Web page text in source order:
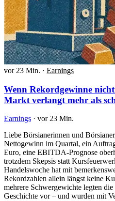
vor 23 Min. · Earnings
Wenn Rekordgewinne
Markt verlangt mehr als
Earnings · vor 23 Min.
Liebe Börsianerinnen und
Nettogewinn im Quartal, ein
Euro, eine EBITDA-Prognose
trotzdem Skepsis statt
Handelswoche hat mit
Rekordzahlen allein längst keine
mehrere Schwergewichte legten
Geschichte vor – und wurden mit